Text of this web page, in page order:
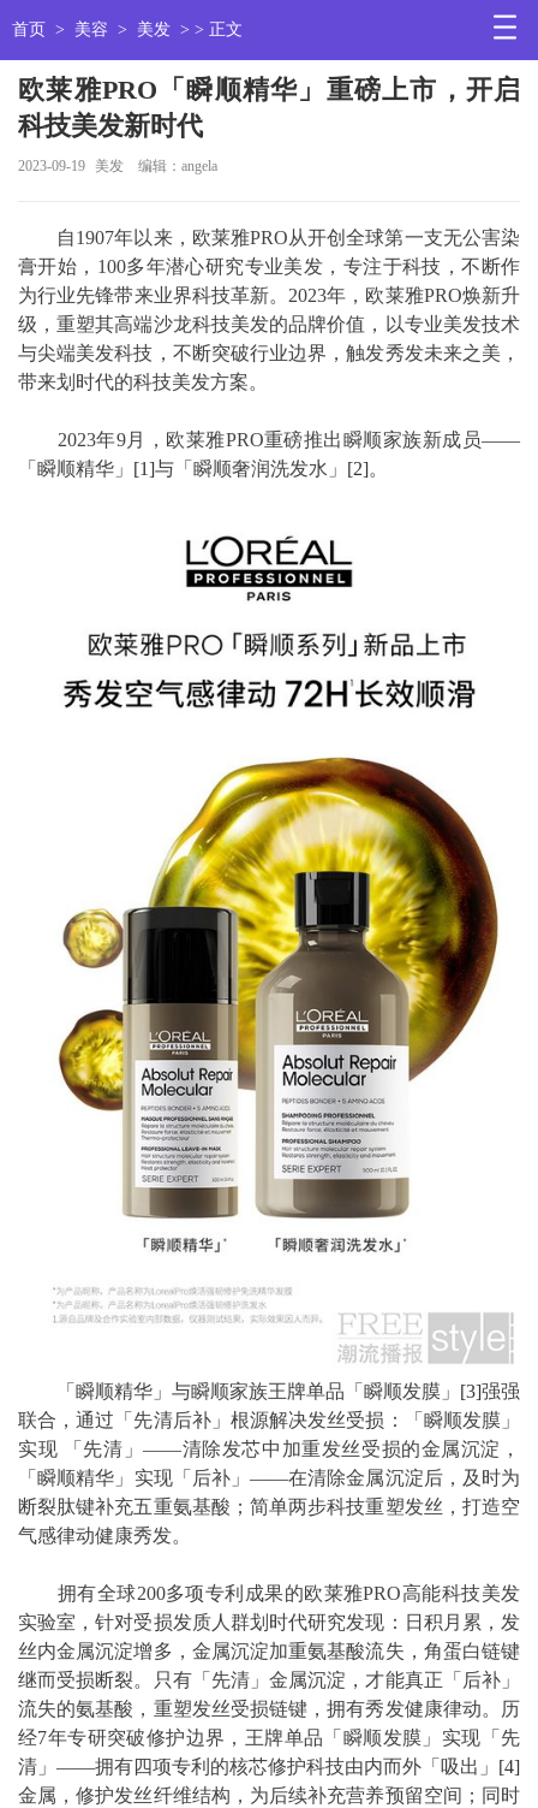
首页 > 美容 > 美发 > > 正文
欧莱雅PRO「瞬顺精华」重磅上市，开启
科技美发新时代
2023-09-19 美发 编辑：angela
自1907年以来，欧莱雅PRO从开创全球第一支无公害染
膏开始，100多年潜心研究专业美发，专注于科技，不断作
为行业先锋带来业界科技革新。2023年，欧莱雅PRO焕新升
级，重塑其高端沙龙科技美发的品牌价值，以专业美发技术
与尖端美发科技，不断突破行业边界，触发秀发未来之美，
带来划时代的科技美发方案。
2023年9月，欧莱雅PRO重磅推出瞬顺家族新成员——
「瞬顺精华」 [1]与「瞬顺奢润洗发水」 [2]。
「瞬顺精华」与瞬顺家族王牌单品「瞬顺发膜」 [3]强强
联合，通过「先清后补」根源解决发丝受损：「瞬顺发膜」
实现 「先清」——清除发芯中加重发丝受损的金属沉淀，
「瞬顺精华」实现「后补」——在清除金属沉淀后，及时为
断裂肽键补充五重氨基酸；简单两步科技重塑发丝，打造空
气感律动健康秀发。
拥有全球200多项专利成果的欧莱雅PRO高能科技美发
实验室，针对受损发质人群划时代研究发现：日积月累，发
丝内金属沉淀增多，金属沉淀加重氨基酸流失，角蛋白链键
继而受损断裂。只有「先清」金属沉淀，才能真正「后补」
流失的氨基酸，重塑发丝受损链键，拥有秀发健康律动。历
经7年专研突破修护边界，王牌单品「瞬顺发膜」实现「先
清」——拥有四项专利的核芯修护科技由内而外「吸出」 [4]
金属，修护发丝纤维结构，为后续补充营养预留空间；同时